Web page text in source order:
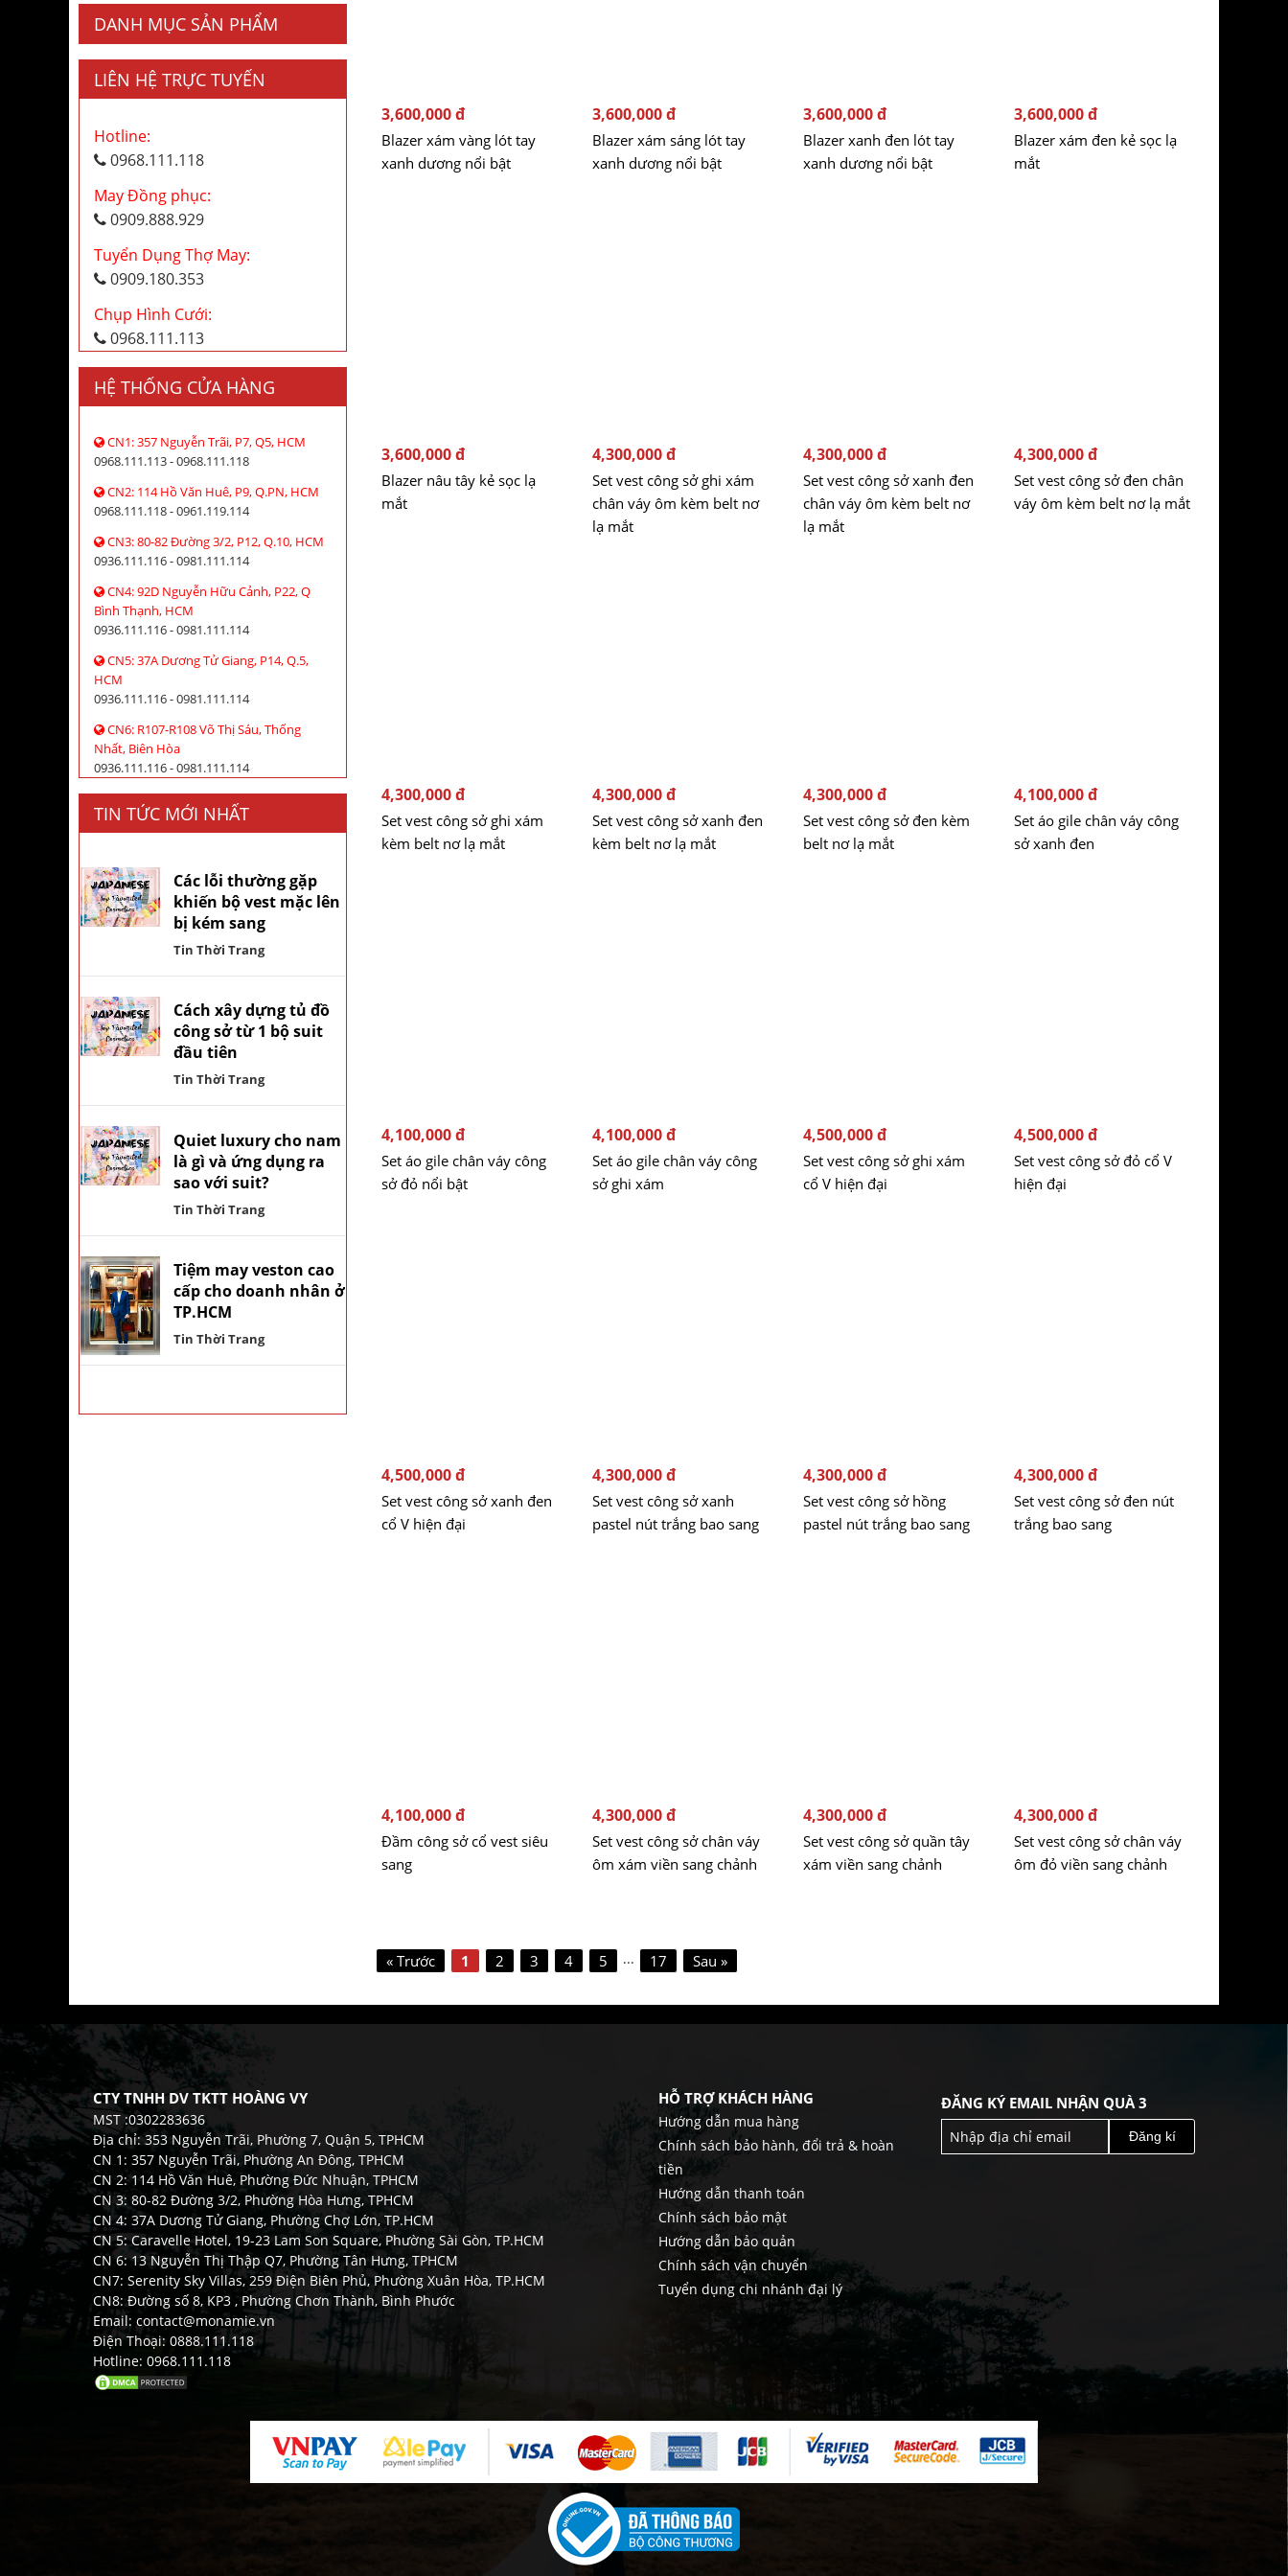
3,600,000 đ
Blazer xám vàng lót tay
xanh dương nổi bật
3,600,000 đ
Blazer xám sáng lót tay
xanh dương nổi bật
3,600,000 đ
Blazer xanh đen lót tay
xanh dương nổi bật
3,600,000 đ
Blazer xám đen kẻ sọc lạ
mắt
3,600,000 đ
Blazer nâu tây kẻ sọc lạ
mắt
4,300,000 đ
Set vest công sở ghi xám
chân váy ôm kèm belt nơ
lạ mắt
4,300,000 đ
Set vest công sở xanh đen
chân váy ôm kèm belt nơ
lạ mắt
4,300,000 đ
Set vest công sở đen chân
váy ôm kèm belt nơ lạ mắt
4,300,000 đ
Set vest công sở ghi xám
kèm belt nơ lạ mắt
4,300,000 đ
Set vest công sở xanh đen
kèm belt nơ lạ mắt
4,300,000 đ
Set vest công sở đen kèm
belt nơ lạ mắt
4,100,000 đ
Set áo gile chân váy công
sở xanh đen
4,100,000 đ
Set áo gile chân váy công
sở đỏ nổi bật
4,100,000 đ
Set áo gile chân váy công
sở ghi xám
4,500,000 đ
Set vest công sở ghi xám
cổ V hiện đại
4,500,000 đ
Set vest công sở đỏ cổ V
hiện đại
4,500,000 đ
Set vest công sở xanh đen
cổ V hiện đại
4,300,000 đ
Set vest công sở xanh
pastel nút trắng bao sang
4,300,000 đ
Set vest công sở hồng
pastel nút trắng bao sang
4,300,000 đ
Set vest công sở đen nút
trắng bao sang
4,100,000 đ
Đầm công sở cổ vest siêu
sang
4,300,000 đ
Set vest công sở chân váy
ôm xám viền sang chảnh
4,300,000 đ
Set vest công sở quần tây
xám viền sang chảnh
4,300,000 đ
Set vest công sở chân váy
ôm đỏ viền sang chảnh
« Trước 1 2 3 4 5 ... 17 Sau »
DANH MỤC SẢN PHẨM
LIÊN HỆ TRỰC TUYẾN
Hotline:
0968.111.118
May Đồng phục:
0909.888.929
Tuyển Dụng Thợ May:
0909.180.353
Chụp Hình Cưới:
0968.111.113
HỆ THỐNG CỬA HÀNG
CN1: 357 Nguyễn Trãi, P7, Q5, HCM
0968.111.113 - 0968.111.118
CN2: 114 Hồ Văn Huê, P9, Q.PN, HCM
0968.111.118 - 0961.119.114
CN3: 80-82 Đường 3/2, P12, Q.10, HCM
0936.111.116 - 0981.111.114
CN4: 92D Nguyễn Hữu Cảnh, P22, Q
Bình Thạnh, HCM
0936.111.116 - 0981.111.114
CN5: 37A Dương Tử Giang, P14, Q.5,
HCM
0936.111.116 - 0981.111.114
CN6: R107-R108 Võ Thị Sáu, Thống
Nhất, Biên Hòa
0936.111.116 - 0981.111.114
TIN TỨC MỚI NHẤT
Các lỗi thường gặp
khiến bộ vest mặc lên
bị kém sang
Tin Thời Trang
Cách xây dựng tủ đồ
công sở từ 1 bộ suit
đầu tiên
Tin Thời Trang
Quiet luxury cho nam
là gì và ứng dụng ra
sao với suit?
Tin Thời Trang
Tiệm may veston cao
cấp cho doanh nhân ở
TP.HCM
Tin Thời Trang
CTY TNHH DV TKTT HOÀNG VY
MST :0302283636
Địa chỉ: 353 Nguyễn Trãi, Phường 7, Quận 5, TPHCM
CN 1: 357 Nguyễn Trãi, Phường An Đông, TPHCM
CN 2: 114 Hồ Văn Huê, Phường Đức Nhuận, TPHCM
CN 3: 80-82 Đường 3/2, Phường Hòa Hưng, TPHCM
CN 4: 37A Dương Tử Giang, Phường Chợ Lớn, TP.HCM
CN 5: Caravelle Hotel, 19-23 Lam Son Square, Phường Sài Gòn, TP.HCM
CN 6: 13 Nguyễn Thị Thập Q7, Phường Tân Hưng, TPHCM
CN7: Serenity Sky Villas, 259 Điện Biên Phủ, Phường Xuân Hòa, TP.HCM
CN8: Đường số 8, KP3 , Phường Chơn Thành, Bình Phước
Email: contact@monamie.vn
Điện Thoại: 0888.111.118
Hotline: 0968.111.118
HỖ TRỢ KHÁCH HÀNG
Hướng dẫn mua hàng
Chính sách bảo hành, đổi trả & hoàn
tiền
Hướng dẫn thanh toán
Chính sách bảo mật
Hướng dẫn bảo quản
Chính sách vận chuyển
Tuyển dụng chi nhánh đại lý
ĐĂNG KÝ EMAIL NHẬN QUÀ 3
Đăng kí